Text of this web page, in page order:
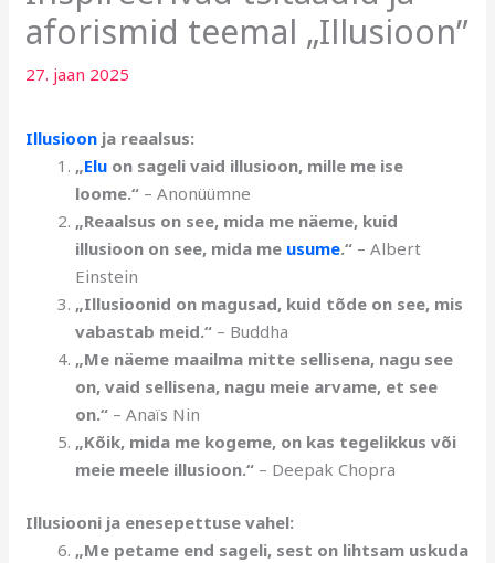
aforismid teemal „Illusioon”
27. jaan 2025
Illusioon ja reaalsus:
„Elu on sageli vaid illusioon, mille me ise
loome.“ – Anonüümne
„Reaalsus on see, mida me näeme, kuid
illusioon on see, mida me usume.“ – Albert
Einstein
„Illusioonid on magusad, kuid tõde on see, mis
vabastab meid.“ – Buddha
„Me näeme maailma mitte sellisena, nagu see
on, vaid sellisena, nagu meie arvame, et see
on.“ – Anaïs Nin
„Kõik, mida me kogeme, on kas tegelikkus või
meie meele illusioon.“ – Deepak Chopra
Illusiooni ja enesepettuse vahel:
„Me petame end sageli, sest on lihtsam uskuda